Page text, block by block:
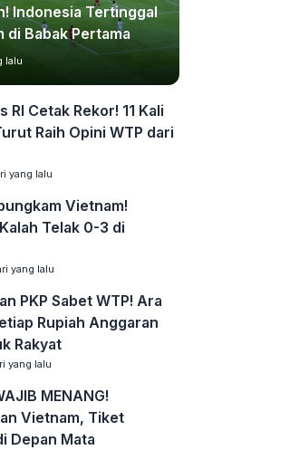
Indonesia Tertinggal
Babak Pertama
lalu
RI Cetak Rekor! 11 Kali
Raih Opini WTP dari
yang lalu
Vietnam!
Telak 0-3 di
yang lalu
PKP Sabet WTP! Ara
Rupiah Anggaran
Rakyat
yang lalu
MENANG!
Vietnam, Tiket
Depan Mata